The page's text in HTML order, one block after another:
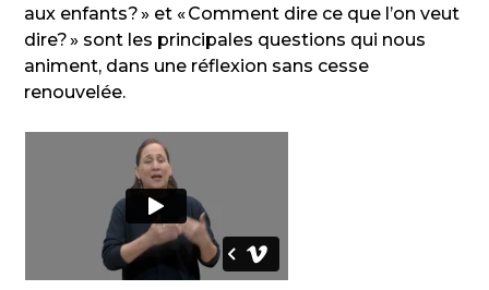
aux enfants? » et « Comment dire ce que l’on veut
dire? » sont les principales questions qui nous
animent, dans une réflexion sans cesse
renouvelée.